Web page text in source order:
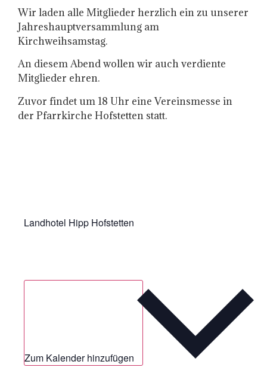
Wir laden alle Mitglieder herzlich ein zu unserer
Jahreshauptversammlung am
Kirchweihsamstag.
An diesem Abend wollen wir auch verdiente
Mitglieder ehren.
Zuvor findet um 18 Uhr eine Vereinsmesse in
der Pfarrkirche Hofstetten statt.
Landhotel Hipp Hofstetten
Zum Kalender hinzufügen